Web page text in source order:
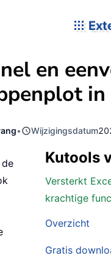
en
in
• Wijzigingsdatum
Kutools
Versterkt
krachtige
Overzicht
Gratis